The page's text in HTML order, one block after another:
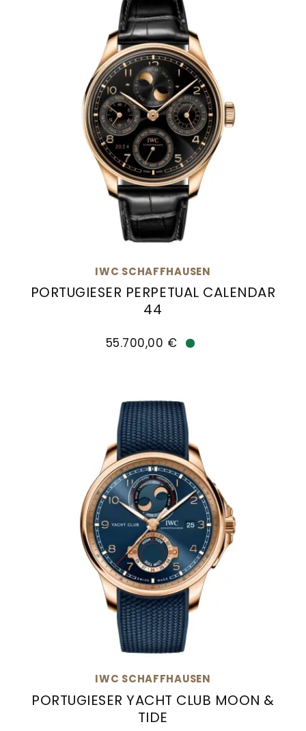
IWC SCHAFFHAUSEN
PORTUGIESER PERPETUAL CALENDAR
44
55.700,00 €
IWC SCHAFFHAUSEN
PORTUGIESER YACHT CLUB MOON &
TIDE